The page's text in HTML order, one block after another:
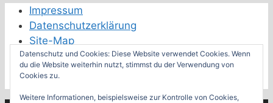
Impressum
Datenschutzerklärung
Site-Map
Schwester-Fachverbände
Feeds der Fachverbände
Datenschutz und Cookies: Diese Website verwendet Cookies. Wenn
du die Website weiterhin nutzt, stimmst du der Verwendung von
Cookies zu.
Weitere Informationen, beispielsweise zur Kontrolle von Cookies,